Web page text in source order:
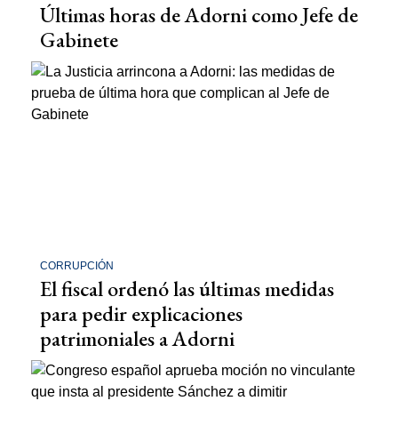
Últimas horas de Adorni como Jefe de
Gabinete
CORRUPCIÓN
El fiscal ordenó las últimas medidas
para pedir explicaciones
patrimoniales a Adorni